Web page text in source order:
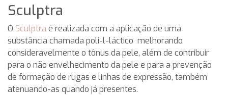
Sculptra
O Sculptra é realizada com a aplicação de uma
substância chamada poli-l-láctico melhorando
consideravelmente o tônus da pele, além de contribuir
para o não envelhecimento da pele e para a prevenção
de formação de rugas e linhas de expressão, também
atenuando-as quando já presentes.